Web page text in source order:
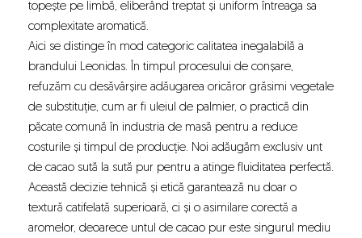
topește pe limbă, eliberând treptat și uniform întreaga sa
complexitate aromatică.
Aici se distinge în mod categoric calitatea inegalabilă a
brandului Leonidas. În timpul procesului de conșare,
refuzăm cu desăvârșire adăugarea oricăror grăsimi vegetale
de substituție, cum ar fi uleiul de palmier, o practică din
păcate comună în industria de masă pentru a reduce
costurile și timpul de producție. Noi adăugăm exclusiv unt
de cacao sută la sută pur pentru a atinge fluiditatea perfectă.
Această decizie tehnică și etică garantează nu doar o
textură catifelată superioară, ci și o asimilare corectă a
aromelor, deoarece untul de cacao pur este singurul mediu